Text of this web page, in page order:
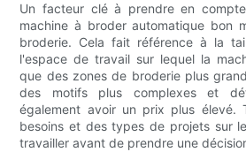
Un facteur clé à prendre en compte
machine à broder automatique bon
broderie. Cela fait référence à la
l'espace de travail sur lequel la
que des zones de broderie plus
des motifs plus complexes et
également avoir un prix plus élevé.
besoins et des types de projets sur
travailler avant de prendre une